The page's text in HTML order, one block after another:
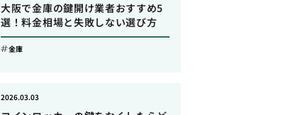
大阪で金庫の鍵開け業者おすすめ5
選！料金相場と失敗しない選び方
金庫
2026.03.03